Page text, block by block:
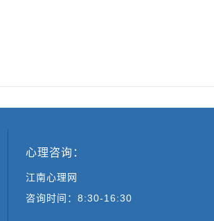
心理咨询：
江南心理网
咨询时间：8:30-16:30